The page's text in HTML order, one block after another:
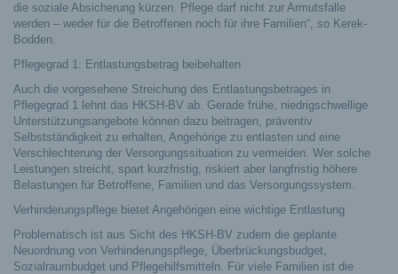
die soziale Absicherung kürzen. Pflege darf nicht zur Armutsfalle
werden – weder für die Betroffenen noch für ihre Familien“, so Kerek-
Bodden.
Pflegegrad 1: Entlastungsbetrag beibehalten
Auch die vorgesehene Streichung des Entlastungsbetrages in
Pflegegrad 1 lehnt das HKSH-BV ab. Gerade frühe, niedrigschwellige
Unterstützungsangebote können dazu beitragen, präventiv
Selbstständigkeit zu erhalten, Angehörige zu entlasten und eine
Verschlechterung der Versorgungssituation zu vermeiden. Wer solche
Leistungen streicht, spart kurzfristig, riskiert aber langfristig höhere
Belastungen für Betroffene, Familien und das Versorgungssystem.
Verhinderungspflege bietet Angehörigen eine wichtige Entlastung
Problematisch ist aus Sicht des HKSH-BV zudem die geplante
Neuordnung von Verhinderungspflege, Überbrückungsbudget,
Sozialraumbudget und Pflegehilfsmitteln. Für viele Familien ist die